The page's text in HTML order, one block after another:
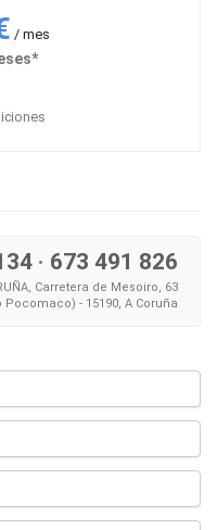
/ mes
· 673 491 826
Carretera de Mesoiro, 63
Pocomaco) - 15190, A Coruña